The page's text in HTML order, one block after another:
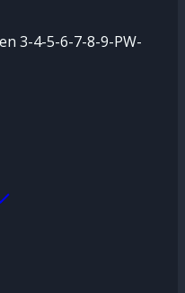
3-4-5-6-7-8-9-PW-
Dieses